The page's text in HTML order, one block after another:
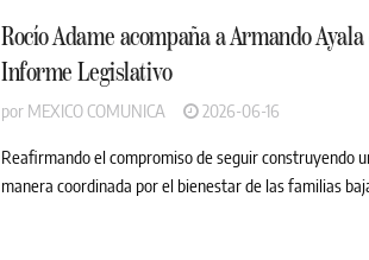
Rocío Adame acompaña a Armando
Informe Legislativo
por MEXICO COMUNICA 2026-06-16
Reafirmando el compromiso de seguir construyendo
manera coordinada por el bienestar de las familias